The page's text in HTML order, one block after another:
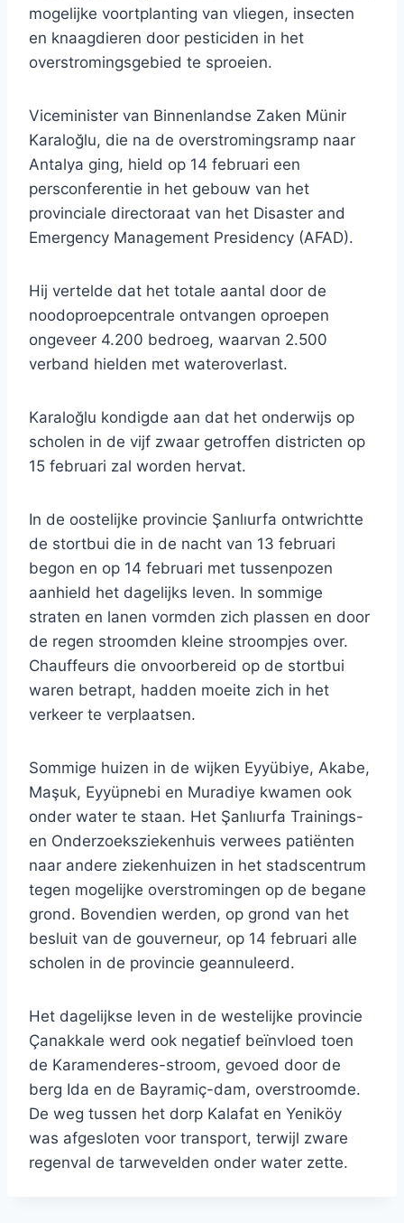
mogelijke voortplanting van vliegen, insecten
en knaagdieren door pesticiden in het
overstromingsgebied te sproeien.
Viceminister van Binnenlandse Zaken Münir
Karaloğlu, die na de overstromingsramp naar
Antalya ging, hield op 14 februari een
persconferentie in het gebouw van het
provinciale directoraat van het Disaster and
Emergency Management Presidency (AFAD).
Hij vertelde dat het totale aantal door de
noodoproepcentrale ontvangen oproepen
ongeveer 4.200 bedroeg, waarvan 2.500
verband hielden met wateroverlast.
Karaloğlu kondigde aan dat het onderwijs op
scholen in de vijf zwaar getroffen districten op
15 februari zal worden hervat.
In de oostelijke provincie Şanlıurfa ontwrichtte
de stortbui die in de nacht van 13 februari
begon en op 14 februari met tussenpozen
aanhield het dagelijks leven. In sommige
straten en lanen vormden zich plassen en door
de regen stroomden kleine stroompjes over.
Chauffeurs die onvoorbereid op de stortbui
waren betrapt, hadden moeite zich in het
verkeer te verplaatsen.
Sommige huizen in de wijken Eyyübiye, Akabe,
Maşuk, Eyyüpnebi en Muradiye kwamen ook
onder water te staan. Het Şanlıurfa Trainings-
en Onderzoeksziekenhuis verwees patiënten
naar andere ziekenhuizen in het stadscentrum
tegen mogelijke overstromingen op de begane
grond. Bovendien werden, op grond van het
besluit van de gouverneur, op 14 februari alle
scholen in de provincie geannuleerd.
Het dagelijkse leven in de westelijke provincie
Çanakkale werd ook negatief beïnvloed toen
de Karamenderes-stroom, gevoed door de
berg Ida en de Bayramiç-dam, overstroomde.
De weg tussen het dorp Kalafat en Yeniköy
was afgesloten voor transport, terwijl zware
regenval de tarwevelden onder water zette.